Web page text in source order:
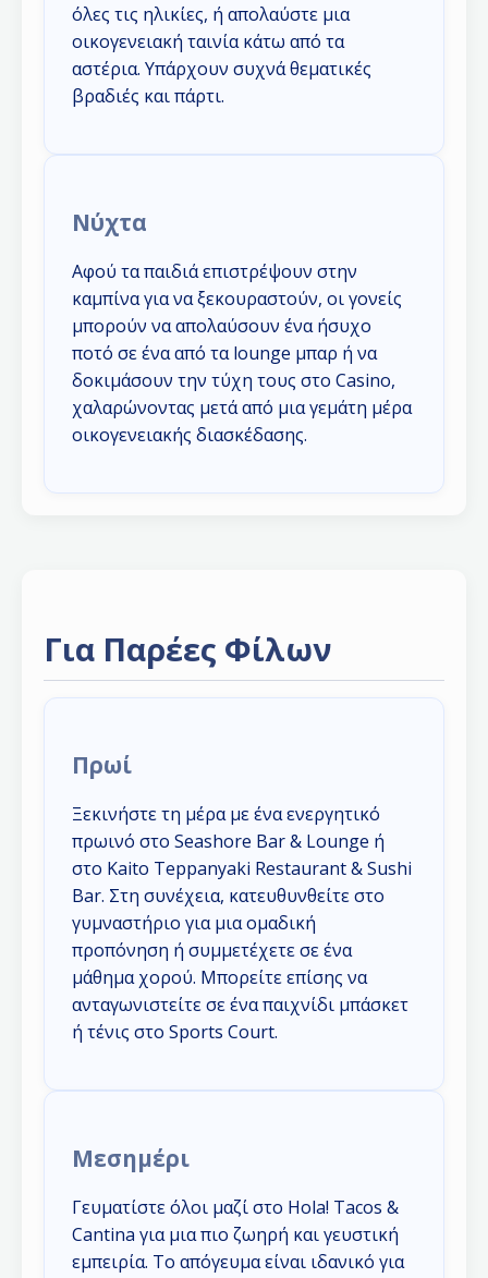
όλες τις ηλικίες, ή απολαύστε μια
οικογενειακή ταινία κάτω από τα
αστέρια. Υπάρχουν συχνά θεματικές
βραδιές και πάρτι.
Νύχτα
Αφού τα παιδιά επιστρέψουν στην
καμπίνα για να ξεκουραστούν, οι γονείς
μπορούν να απολαύσουν ένα ήσυχο
ποτό σε ένα από τα lounge μπαρ ή να
δοκιμάσουν την τύχη τους στο Casino,
χαλαρώνοντας μετά από μια γεμάτη μέρα
οικογενειακής διασκέδασης.
Για Παρέες Φίλων
Πρωί
Ξεκινήστε τη μέρα με ένα ενεργητικό
πρωινό στο Seashore Bar & Lounge ή
στο Kaito Teppanyaki Restaurant & Sushi
Bar. Στη συνέχεια, κατευθυνθείτε στο
γυμναστήριο για μια ομαδική
προπόνηση ή συμμετέχετε σε ένα
μάθημα χορού. Μπορείτε επίσης να
ανταγωνιστείτε σε ένα παιχνίδι μπάσκετ
ή τένις στο Sports Court.
Μεσημέρι
Γευματίστε όλοι μαζί στο Hola! Tacos &
Cantina για μια πιο ζωηρή και γευστική
εμπειρία. Το απόγευμα είναι ιδανικό για